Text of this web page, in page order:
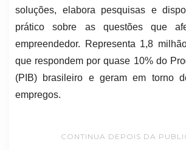
soluções, elabora pesquisas e
prático sobre as questões que
empreendedor. Representa 1,8
que respondem por quase 10% do
(PIB) brasileiro e geram em torno
empregos.
CONTINUA DEPOIS DA